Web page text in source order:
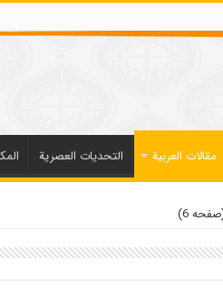
مقالات العربیة التحديات العصرية
6)